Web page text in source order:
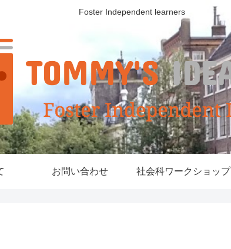
Foster Independent learners
お問い合わせ 社会科ワークショップ